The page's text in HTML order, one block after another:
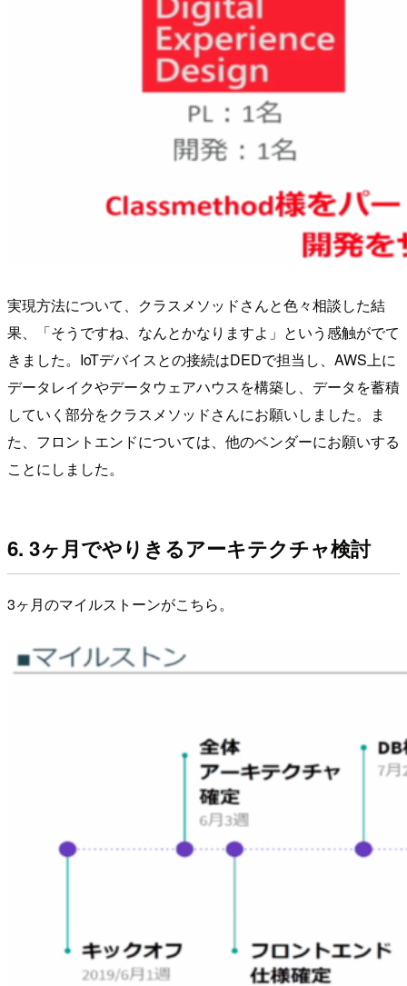
実現方法について、クラスメソッドさんと色々相談した結
果、「そうですね、なんとかなりますよ」という感触がでて
きました。IoTデバイスとの接続はDEDで担当し、AWS上に
データレイクやデータウェアハウスを構築し、データを蓄積
していく部分をクラスメソッドさんにお願いしました。ま
た、フロントエンドについては、他のベンダーにお願いする
ことにしました。
6. 3ヶ月でやりきるアーキテクチャ検討
3ヶ月のマイルストーンがこちら。